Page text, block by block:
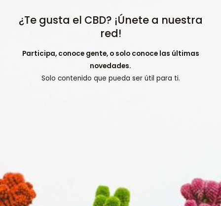
¿Te gusta el CBD? ¡Únete a nuestra
red!
Participa, conoce gente, o solo conoce las últimas
novedades.
Solo contenido que pueda ser útil para ti.